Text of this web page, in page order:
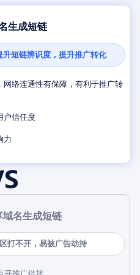
生成短链
短链辨识度，提升推广转化
络连通性有保障，有利于推广转
户信任度
力
域名生成短链
打不开，易被广告劫持